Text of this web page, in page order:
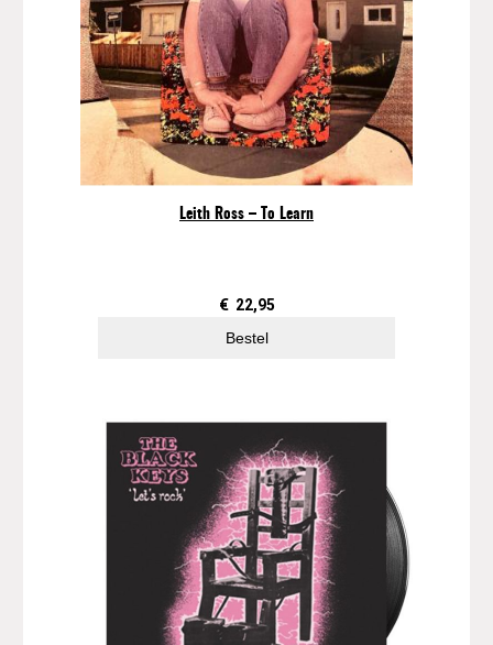
Leith Ross – To Learn
€ 22,95
Bestel